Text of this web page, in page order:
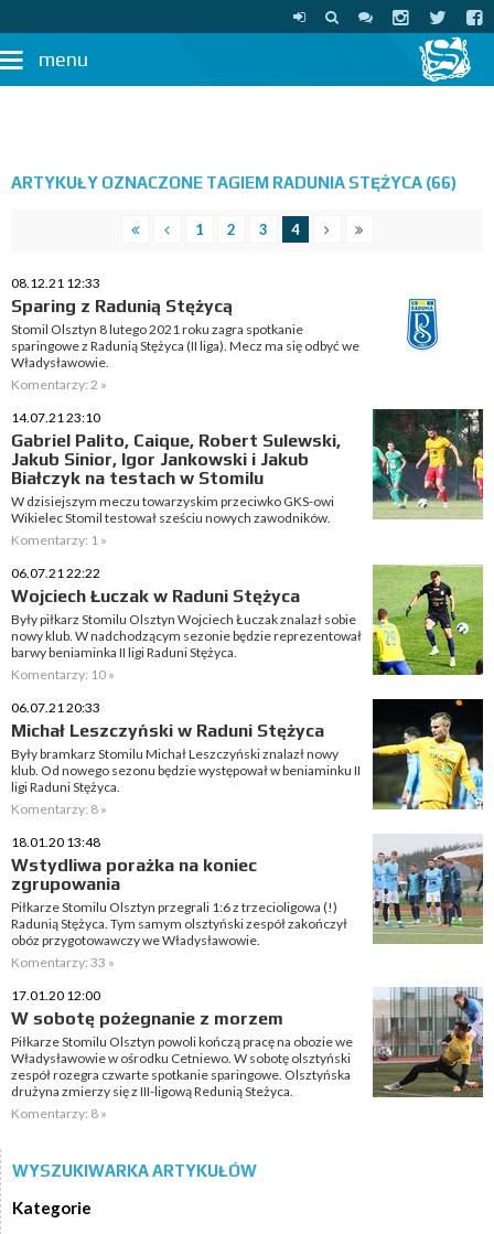
menu
ARTYKUŁY OZNACZONE TAGIEM RADUNIA STĘŻYCA (66)
1 2 3 4
08.12.21 12:33
Sparing z Radunią Stężycą
Stomil Olsztyn 8 lutego 2021 roku zagra spotkanie
sparingowe z Radunią Stężyca (II liga). Mecz ma się odbyć we
Władysławowie.
Komentarzy: 2 »
14.07.21 23:10
Gabriel Palito, Caique, Robert Sulewski,
Jakub Sinior, Igor Jankowski i Jakub
Białczyk na testach w Stomilu
W dzisiejszym meczu towarzyskim przeciwko GKS-owi
Wikielec Stomil testował sześciu nowych zawodników.
Komentarzy: 1 »
06.07.21 22:22
Wojciech Łuczak w Raduni Stężyca
Były piłkarz Stomilu Olsztyn Wojciech Łuczak znalazł sobie
nowy klub. W nadchodzącym sezonie będzie reprezentował
barwy beniaminka II ligi Raduni Stężyca.
Komentarzy: 10 »
06.07.21 20:33
Michał Leszczyński w Raduni Stężyca
Były bramkarz Stomilu Michał Leszczyński znalazł nowy
klub. Od nowego sezonu będzie występował w beniaminku II
ligi Raduni Stężyca.
Komentarzy: 8 »
18.01.20 13:48
Wstydliwa porażka na koniec
zgrupowania
Piłkarze Stomilu Olsztyn przegrali 1:6 z trzecioligowa (!)
Radunią Stężyca. Tym samym olsztyński zespół zakończył
obóz przygotowawczy we Władysławowie.
Komentarzy: 33 »
17.01.20 12:00
W sobotę pożegnanie z morzem
Piłkarze Stomilu Olsztyn powoli kończą pracę na obozie we
Władysławowie w ośrodku Cetniewo. W sobotę olsztyński
zespół rozegra czwarte spotkanie sparingowe. Olsztyńska
drużyna zmierzy się z III-ligową Redunią Steżyca.
Komentarzy: 8 »
WYSZUKIWARKA ARTYKUŁÓW
Kategorie